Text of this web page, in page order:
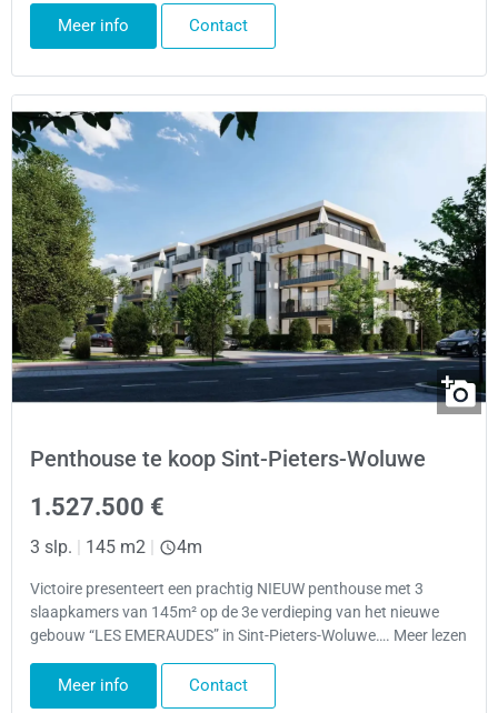
Meer info Contact
Penthouse te koop Sint-Pieters-Woluwe
1.527.500 €
3 slp. 145 m2 4m
Victoire presenteert een prachtig NIEUW penthouse met 3
slaapkamers van 145m² op de 3e verdieping van het nieuwe
gebouw “LES EMERAUDES” in Sint-Pieters-Woluwe…. Meer lezen
Meer info Contact